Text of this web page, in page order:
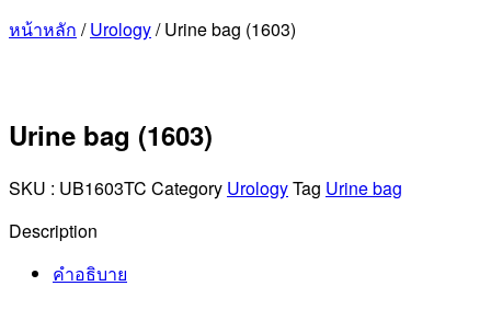
หน้าหลัก /Urology/ Urine bag (1603)
Urine bag (1603)
SKU : UB1603TC Category UrologyTag Urine bag
Description
คำอธิบาย